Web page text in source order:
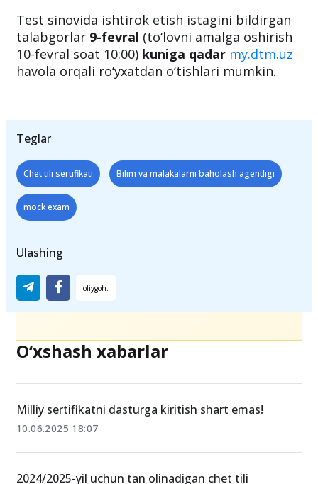
oshirgan talabgorlar test sinovida ishtirok
etish imkoniyatiga ega bo‘ladi.
Test sinovida ishtirok etish istagini bildirgan
Teglar
Chet tili sertifikati
mock exam
Ulashing
O‘xshash xabarlar
Milliy sertifikatni dasturga kiritish shart emas!
10.06.2025 18:07